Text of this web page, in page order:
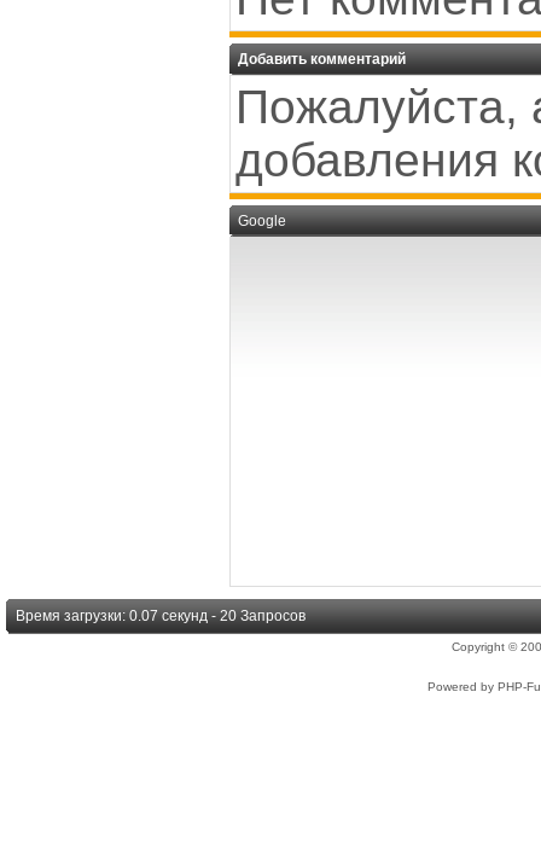
Добавить комментарий
Пожалуйста,
добавления
Google
Время загрузки: 0.07 секунд - 20 Запросов
Copyright ©
Powered by PHP-